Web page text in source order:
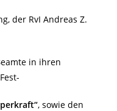
der RvI Andreas Z.
in ihren
, sowie den